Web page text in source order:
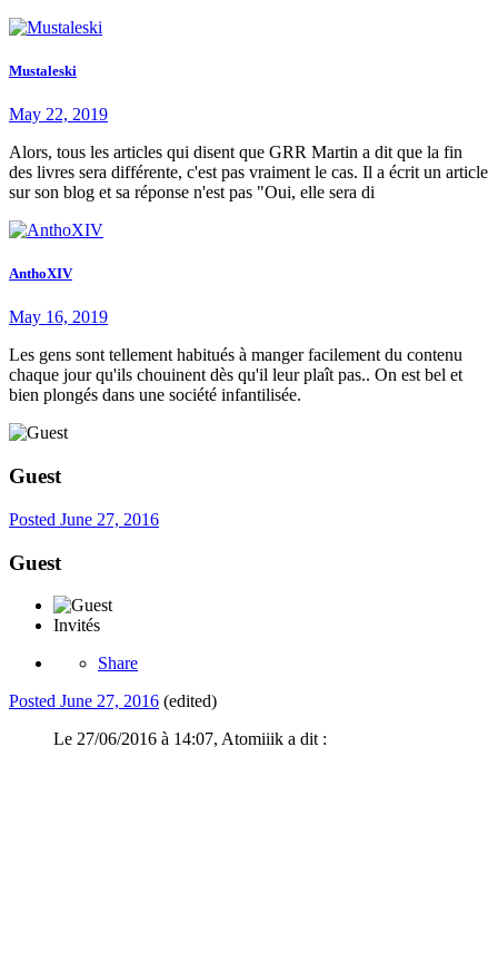
Mustaleski
May 22, 2019
Alors, tous les articles qui disent que GRR Martin a dit que la fin
des livres sera différente, c'est pas vraiment le cas. Il a écrit un article
sur son blog et sa réponse n'est pas "Oui, elle sera di
AnthoXIV
May 16, 2019
Les gens sont tellement habitués à manger facilement du contenu
chaque jour qu'ils chouinent dès qu'il leur plaît pas.. On est bel et
bien plongés dans une société infantilisée.
Guest
Posted June 27, 2016
Guest
Invités
Share
Posted June 27, 2016 (edited)
Le 27/06/2016 à 14:07, Atomiiik a dit :